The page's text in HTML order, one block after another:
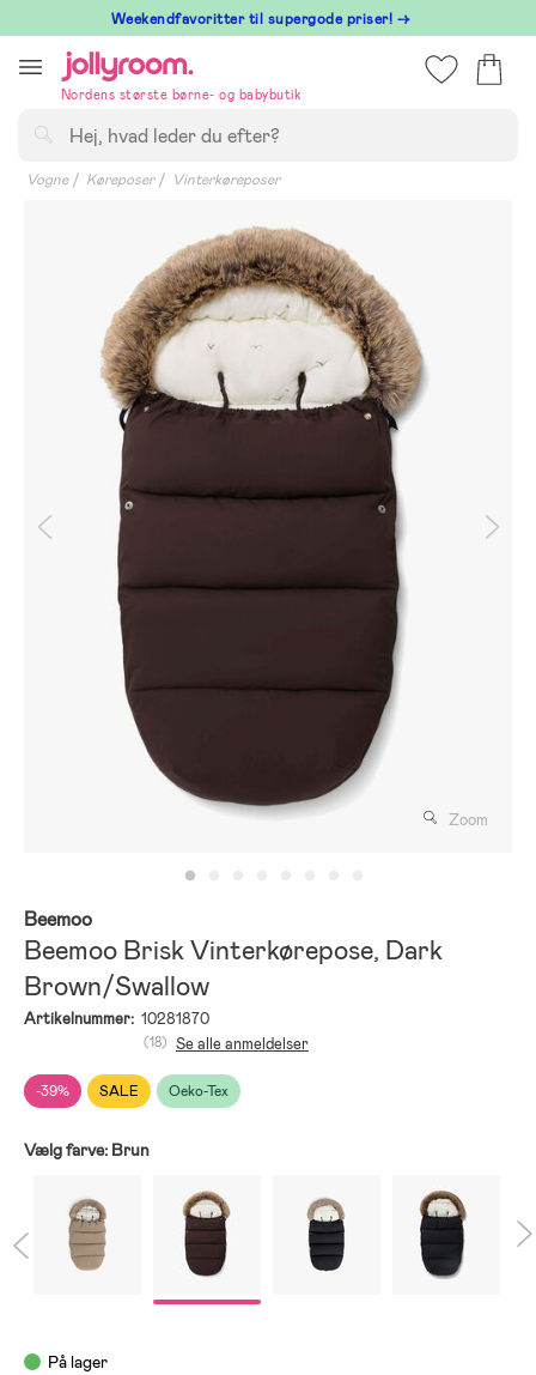
till
innehållet
⁠ Weekendfavoritter til supergode priser! →
Nordens største børne- og babybutik
Vogne Køreposer Vinterkøreposer
Zoom
Beemoo
Beemoo Brisk Vinterkørepose, Dark
Brown/Swallow
Artikelnummer: 10281870
-39% SALE Oeko-Tex
(18) Se alle anmeldelser
Vælg farve: Brun
På lager